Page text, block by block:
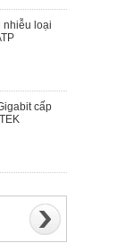
nhiễu loại
cấp